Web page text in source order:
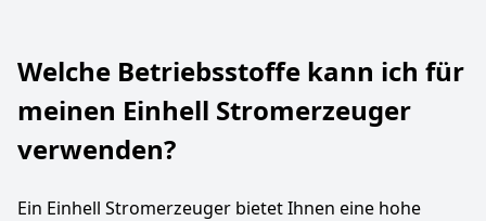
Welche Betriebsstoffe kann ich für
meinen Einhell Stromerzeuger
verwenden?
Ein Einhell Stromerzeuger bietet Ihnen eine hohe